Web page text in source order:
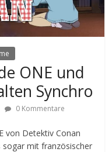
ONE und
Synchro
0 Kommentare
von Detektiv Conan
sogar mit französischer